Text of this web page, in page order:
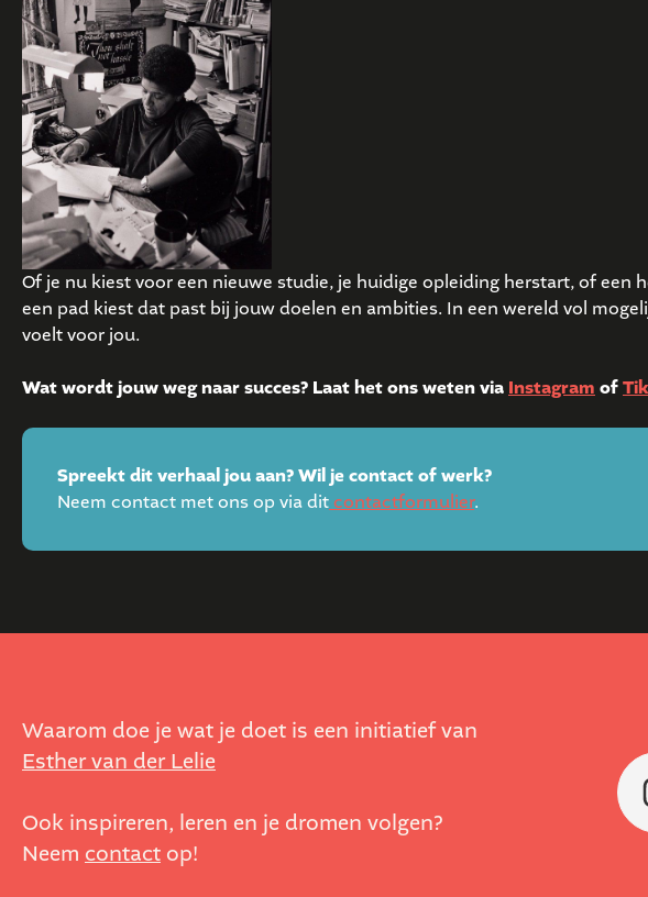
Of je nu kiest voor een nieuwe studie, je huidige opleiding herstart, of een
een pad kiest dat past bij jouw doelen en ambities. In een wereld vol
voelt voor jou.
Wat wordt jouw weg naar succes? Laat het ons weten via Instagram of
Spreekt dit verhaal jou aan? Wil je contact of werk?
Neem contact met ons op via ditcontactformulier.
Waarom doe je wat je doet is een initiatief van
Esther van der Lelie
Ook inspireren, leren en je dromen volgen?
Neem contact op!